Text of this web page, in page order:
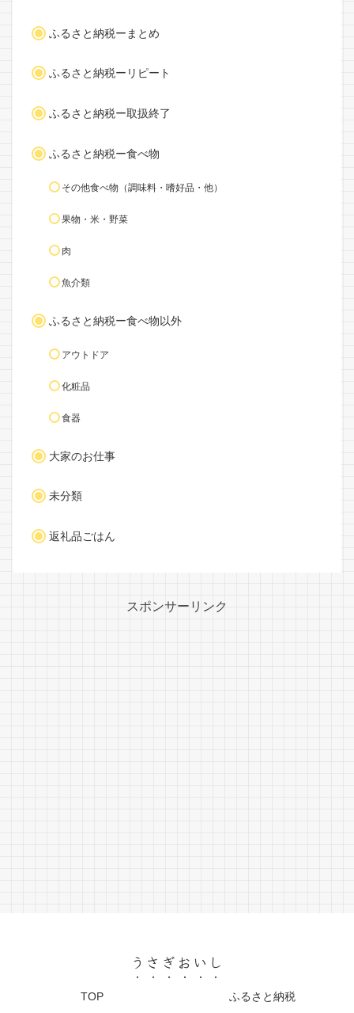
ふるさと納税ーまとめ
ふるさと納税ーリピート
ふるさと納税ー取扱終了
ふるさと納税ー食べ物
その他食べ物（調味料・嗜好品・他）
果物・米・野菜
肉
魚介類
ふるさと納税ー食べ物以外
アウトドア
化粧品
食器
大家のお仕事
未分類
返礼品ごはん
スポンサーリンク
うさぎおいし
TOP
ふるさと納税